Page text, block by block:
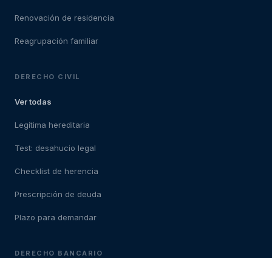
Renovación de residencia
Reagrupación familiar
DERECHO CIVIL
Ver todas
Legítima hereditaria
Test: desahucio legal
Checklist de herencia
Prescripción de deuda
Plazo para demandar
DERECHO BANCARIO